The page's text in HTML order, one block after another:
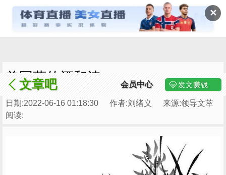
✕
文章吧 会员中心 发文赚钱
曾国藩的酒和诗
日期:2022-06-16 01:18:30 作者:刘绪义
来源:领导文萃
阅读: